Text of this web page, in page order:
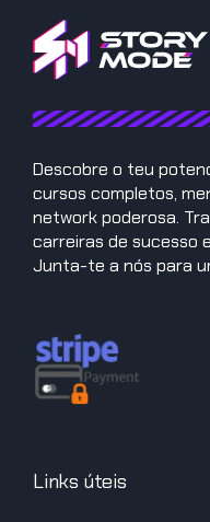
Descobre o teu
cursos completos,
network poderosa.
carreiras de sucesso
Junta-te a nós para
Links úteis